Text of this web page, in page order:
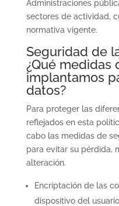
Administraciones
sectores de actividad,
normativa vigente.
Seguridad de
¿Qué medidas
implantamos
datos?
Para proteger las
reflejados en esta
cabo las medidas de
para evitar su pérdida,
alteración.
Encriptación de las
dispositivo del